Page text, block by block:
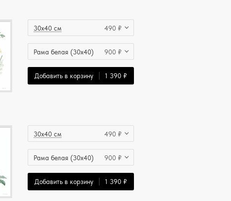
30x40 см 490 ₽
Рама белая (30x40) 900 ₽
Добавить в корзину 1 390 ₽
30x40 см 490 ₽
Рама белая (30x40) 900 ₽
Добавить в корзину 1 390 ₽